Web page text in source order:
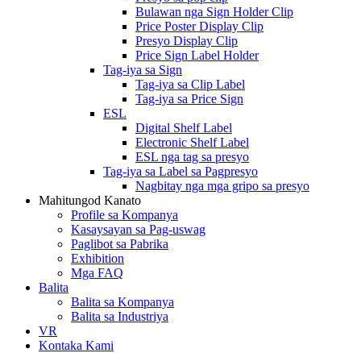
Bulawan nga Sign Holder Clip
Price Poster Display Clip
Presyo Display Clip
Price Sign Label Holder
Tag-iya sa Sign
Tag-iya sa Clip Label
Tag-iya sa Price Sign
ESL
Digital Shelf Label
Electronic Shelf Label
ESL nga tag sa presyo
Tag-iya sa Label sa Pagpresyo
Nagbitay nga mga gripo sa presyo
Mahitungod Kanato
Profile sa Kompanya
Kasaysayan sa Pag-uswag
Paglibot sa Pabrika
Exhibition
Mga FAQ
Balita
Balita sa Kompanya
Balita sa Industriya
VR
Kontaka Kami